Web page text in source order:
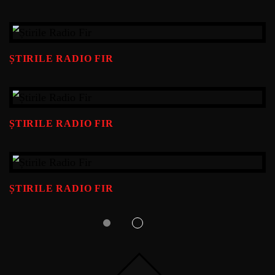
ȘTIRILE RADIO FIR
ȘTIRILE RADIO FIR
ȘTIRILE RADIO FIR